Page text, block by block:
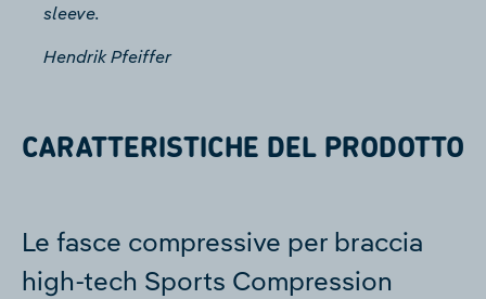
sleeve.
Hendrik Pfeiffer
CARATTERISTICHE DEL PRODOTTO
Le fasce compressive per braccia
high-tech Sports Compression